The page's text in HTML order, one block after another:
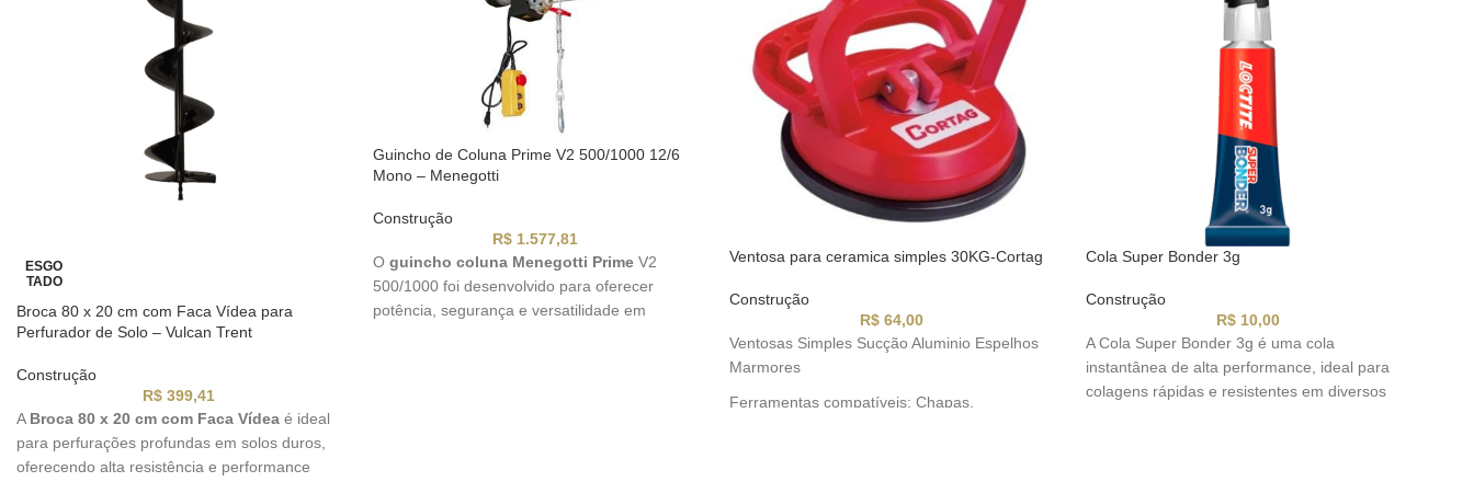
ESGO
TADO
Broca 80 x 20 cm com Faca Vídea para
Perfurador de Solo – Vulcan Trent
Construção
R$399,41
A Broca 80 x 20 cm com Faca Vídea é ideal
para perfurações profundas em solos duros,
oferecendo alta resistência e performance
Guincho de Coluna Prime V2 500/1000 12/6
Mono – Menegotti
Construção
R$1.577,81
O guincho coluna Menegotti Prime V2
500/1000 foi desenvolvido para oferecer
potência, segurança e versatilidade em
Ventosa para ceramica simples 30KG-Cortag
Construção
R$64,00
Ventosas Simples Sucção Aluminio Espelhos
Marmores
Ferramentas compatíveis: Chapas,
Cola Super Bonder 3g
Construção
R$10,00
A Cola Super Bonder 3g é uma cola
instantânea de alta performance, ideal para
colagens rápidas e resistentes em diversos